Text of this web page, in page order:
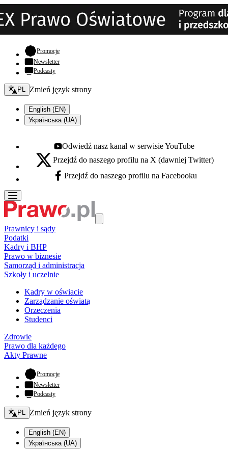
Promocje- otwiera się w nowej karcie
Newsletter
Podcasty
Zmień język - bieżący:
PL Zmień język strony
English (EN)
Українська (UA)
Youtube - otwiera się w nowej karcie
Odwiedź nasz kanał w serwisie YouTube
X - otwiera się w nowej karcie
Przejdź do naszego profilu na X (dawniej Twitter)
Facebook - otwiera się w nowej karcie
Przejdź do naszego profilu na Facebooku
Prawnicy i sądy
Podatki
Kadry i BHP
Prawo w biznesie
Samorząd i administracja
Szkoły i uczelnie
Kadry w oświacie
Zarządzanie oświatą
Orzeczenia
Studenci
Zdrowie
Prawo dla każdego
Akty Prawne
Promocje- otwiera się w nowej karcie
Newsletter
Podcasty
Zmień język - bieżący:
PL Zmień język strony
English (EN)
Українська (UA)